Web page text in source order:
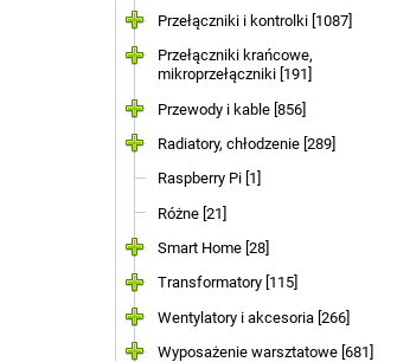
Przełączniki i kontrolki [1087]
Przełączniki krańcowe,
mikroprzełączniki [191]
Przewody i kable [856]
Radiatory, chłodzenie [289]
Raspberry Pi [1]
Różne [21]
Smart Home [28]
Transformatory [115]
Wentylatory i akcesoria [266]
Wyposażenie warsztatowe [681]